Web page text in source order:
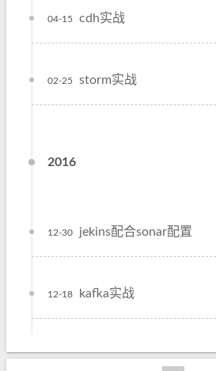
cdh实战
04-15
storm实战
02-25
2016
jekins配合sonar配置
12-30
kafka实战
12-18